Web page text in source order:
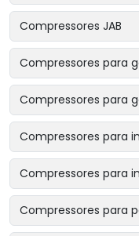
Compressores JAB
Compressores para
Compressores para
Compressores para
Compressores para
Compressores para